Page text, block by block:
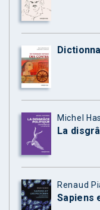
Michel
La
Renaud
Sapiens